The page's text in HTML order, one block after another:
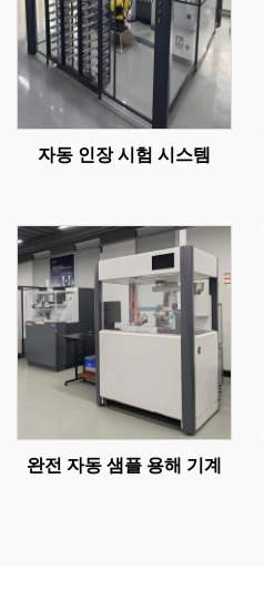
자동 인장 시험 시스템
완전 자동 샘플 용해 기계